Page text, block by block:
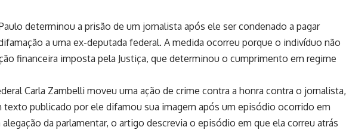
determinou a prisão de um jornalista após ele ser condenado a pagar
a uma ex-deputada federal. A medida ocorreu porque o indivíduo não
financeira imposta pela Justiça, que determinou o cumprimento em regime
Carla Zambelli moveu uma ação de crime contra a honra contra o jornalista,
texto publicado por ele difamou sua imagem após um episódio ocorrido em
da parlamentar, o artigo descrevia o episódio em que ela correu atrás